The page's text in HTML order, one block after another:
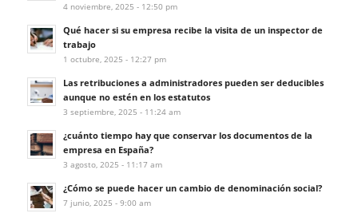
4 noviembre, 2025 - 12:50 pm
Qué hacer si su empresa recibe la visita de un inspector de
trabajo
1 octubre, 2025 - 12:27 pm
Las retribuciones a administradores pueden ser deducibles
aunque no estén en los estatutos
3 septiembre, 2025 - 11:24 am
¿cuánto tiempo hay que conservar los documentos de la
empresa en España?
3 agosto, 2025 - 11:17 am
¿Cómo se puede hacer un cambio de denominación social?
7 junio, 2025 - 9:00 am